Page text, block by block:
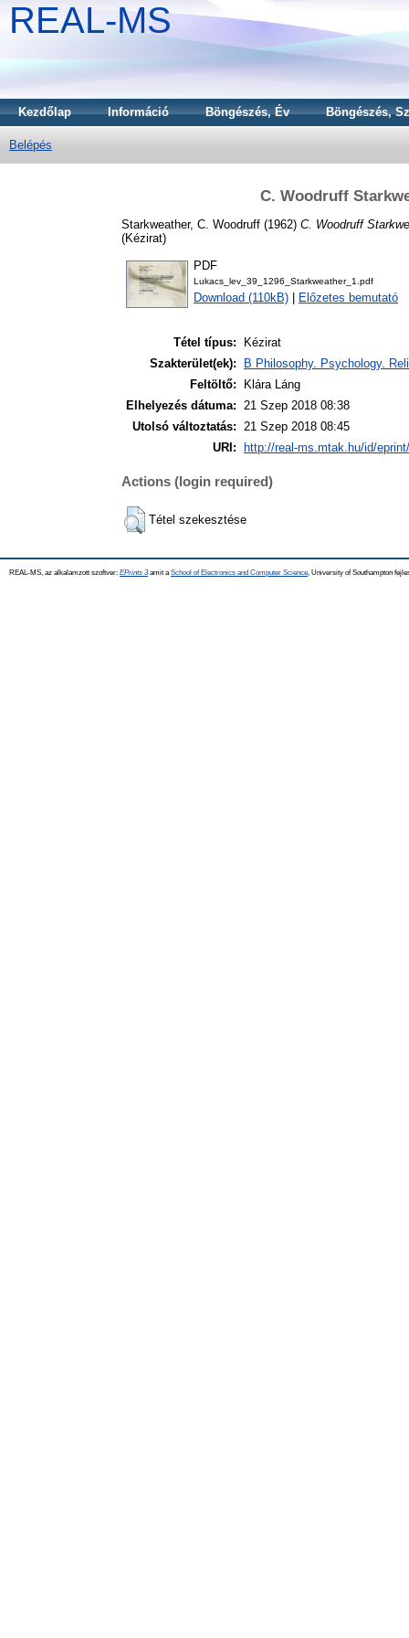
REAL-MS
Kezdőlap Információ Böngészés, Év Böngészés,
Belépés
C. Woodruff
Starkweather, C. Woodruff (1962) C. Woodruff
(Kézirat)
PDF
Lukacs_lev_39_1296_Starkweather_1.pdf
Download (110kB) Előzetes bemutató
Tétel típus:
Kézirat
Szakterület(ek):
B Philosophy. Psychology.
Feltöltő:
Klára Láng
Elhelyezés dátuma: 21 Szep 2018 08:38
Utolsó változtatás: 21 Szep 2018 08:45
URI:
http://real-ms.mtak.hu/id/
Actions (login required)
Tétel szekesztése
REAL-MS, az alkalamzott szoftver: EPrints 3amit a School of Electronics and Computer Science , University of Southampton